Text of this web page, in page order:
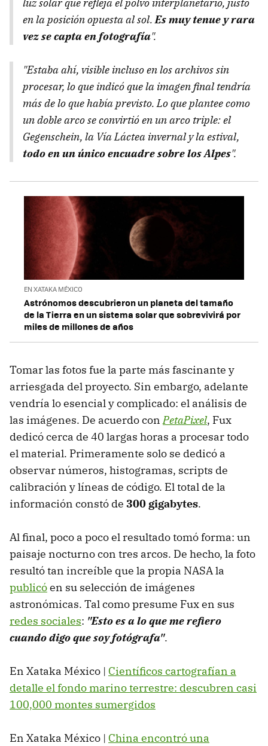
en la posición opuesta al sol.Es muy tenue y rara
vez se capta en fotografía".
"Estaba ahí, visible incluso en los archivos sin
procesar, lo que indicó que la imagen final tendría
más de lo que había previsto. Lo que plantee como
un doble arco se convirtió en un arco triple: el
Gegenschein, la Vía Láctea invernal y la estival,
todo en un único encuadre sobre los Alpes".
EN XATAKA MÉXICO
Astrónomos descubrieron un planeta del tamaño
de la Tierra en un sistema solar que sobrevivirá por
miles de millones de años
Tomar las fotos fue la parte más fascinante y
arriesgada del proyecto. Sin embargo, adelante
vendría lo esencial y complicado: el análisis de
las imágenes. De acuerdo conPetaPixel, Fux
dedicó cerca de 40 largas horas a procesar todo
el material. Primeramente solo se dedicó a
observar números, histogramas, scripts de
calibración y líneas de código. El total de la
información constó de 300 gigabytes.
Al final, poco a poco el resultado tomó forma: un
paisaje nocturno con tres arcos. De hecho, la foto
resultó tan increíble que la propia NASA la
publicóen su selección de imágenes
astronómicas. Tal como presume Fux en sus
redes sociales: "Esto es a lo que me refiero
cuando digo que soy fotógrafa".
En Xataka México | Científicos cartografían a
detalle el fondo marino terrestre: descubren casi
100,000 montes sumergidos
En Xataka México | China encontró una